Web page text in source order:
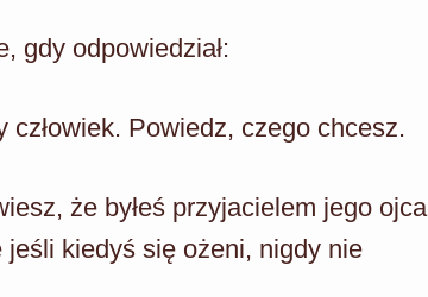
gdy odpowiedział:
Powiedz, czego chcesz.
że byłeś przyjacielem jego ojca
kiedyś się ożeni, nigdy nie